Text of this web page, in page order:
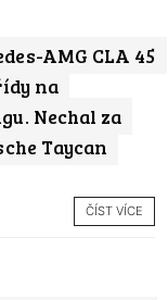
AMG CLA 45
na
Nechal za
Taycan
ČÍST VÍCE